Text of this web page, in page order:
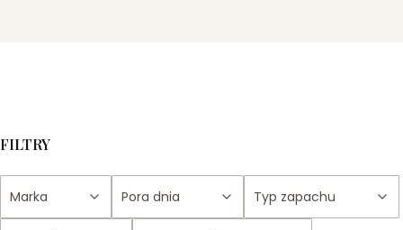
FILTRY
Marka Pora dnia Typ zapachu